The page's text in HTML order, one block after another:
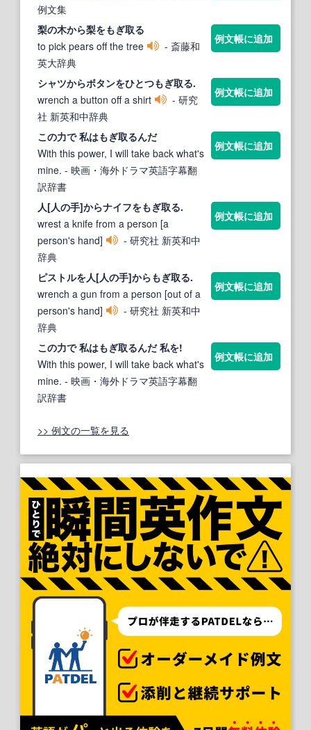
例文集
梨の木から梨をもぎ取る
to pick pears off the tree
- 斎藤和
英大辞典
例文帳に追加
シャツからボタンをひとつもぎ取る.
wrench a button off a shirt
- 研究
社 新英和中辞典
例文帳に追加
この力で 私はもぎ取るんだ
With this power, I will take back what's
mine. - 映画・海外ドラマ英語字幕翻
訳辞書
例文帳に追加
人[人の手]からナイフをもぎ取る.
wrest a knife from a person [a
person's hand]
- 研究社 新英和中
辞典
例文帳に追加
ピストルを人[人の手]からもぎ取る.
wrench a gun from a person [out of a
person's hand]
- 研究社 新英和中
辞典
例文帳に追加
この力で 私はもぎ取るんだ 私を!
With this power, I will take back what's
mine. - 映画・海外ドラマ英語字幕翻
訳辞書
例文帳に追加
>> 例文の一覧を見る